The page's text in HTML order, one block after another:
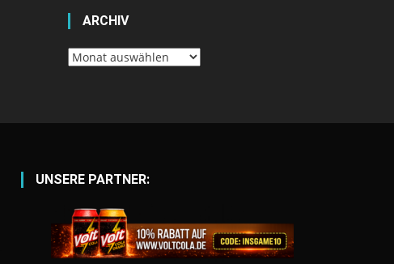
ARCHIV
Archiv
UNSERE PARTNER: